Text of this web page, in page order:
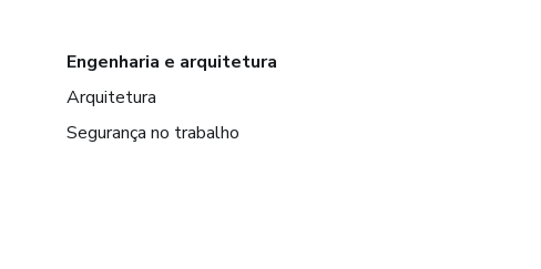
Engenharia e arquitetura
Arquitetura
Segurança no trabalho